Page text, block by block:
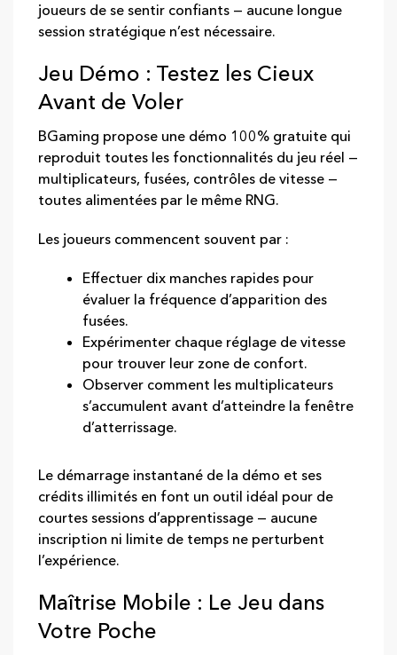
joueurs de se sentir confiants — aucune longue
session stratégique n’est nécessaire.
Jeu Démo : Testez les Cieux
Avant de Voler
BGaming propose une démo 100% gratuite qui
reproduit toutes les fonctionnalités du jeu réel —
multiplicateurs, fusées, contrôles de vitesse —
toutes alimentées par le même RNG.
Les joueurs commencent souvent par :
Effectuer dix manches rapides pour
évaluer la fréquence d’apparition des
fusées.
Expérimenter chaque réglage de vitesse
pour trouver leur zone de confort.
Observer comment les multiplicateurs
s’accumulent avant d’atteindre la fenêtre
d’atterrissage.
Le démarrage instantané de la démo et ses
crédits illimités en font un outil idéal pour de
courtes sessions d’apprentissage — aucune
inscription ni limite de temps ne perturbent
l’expérience.
Maîtrise Mobile : Le Jeu dans
Votre Poche